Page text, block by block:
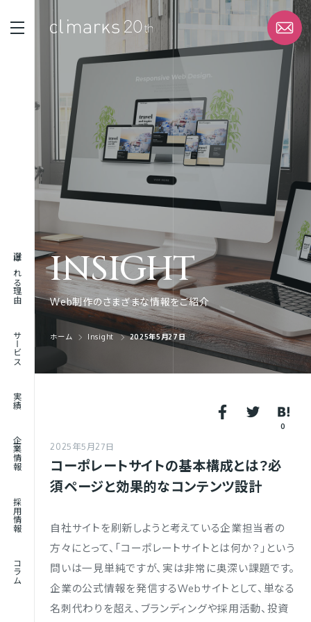
選ばれる理由
サービス
実績
企業情報
採用情報
コラム
STRENGTH
選ばれる理由
SERVICE
サービス
WORK
実績
ABOUT
企業情報
RECRUIT
採用情報
INSIGHT
Web制作のさまざまな情報をご紹介
ホーム Insight 2025年5月27日
0
2025年5月27日
コーポレートサイトの基本構成とは？必
須ページと効果的なコンテンツ設計
自社サイトを刷新しようと考えている企業担当者の
方々にとって、「コーポレートサイトとは何か？」という
問いは一見単純ですが、実は非常に奥深い課題です。
企業の公式情報を発信するWebサイトとして、単なる
名刺代わりを超え、ブランディングや採用活動、投資